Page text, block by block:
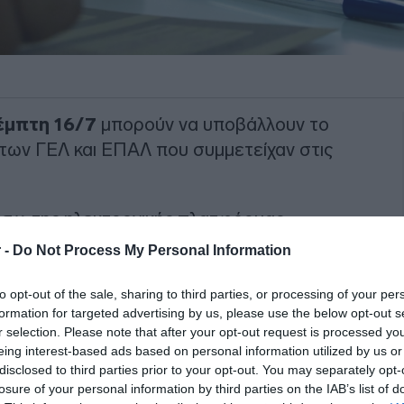
- Do Not Process My Personal Information
opt-out of the sale, sharing to third parties, or processing of your
for targeted advertising by us, please use the below opt-out
selection. Please note that after your opt-out request is processed
interest-based ads based on personal information utilized by us
to third parties prior to your opt-out. You may separately
of your personal information by third parties on the IAB’s list of
16/7 μπορούν να υποβάλλουν το
ΓΕΛ και ΕΠΑΛ που συμμετείχαν στις
της ηλεκτρονικής πλατφόρμας
οι ενδιαφερόμενοι μπαίνουν με τη